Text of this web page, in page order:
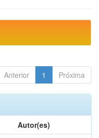
Anterior 1 Próxima
Autor(es)